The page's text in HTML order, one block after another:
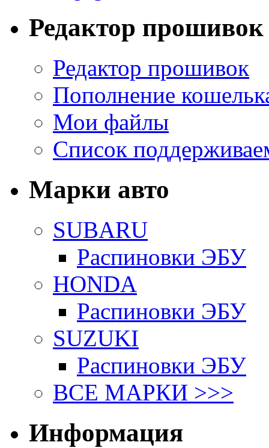
Редактор прошивок
Редактор прошивок
Пополнение
Мои файлы
Список
Марки авто
SUBARU
Распиновки ЭБУ
HONDA
Распиновки ЭБУ
SUZUKI
Распиновки ЭБУ
ВСЕ МАРКИ >>>
Информация